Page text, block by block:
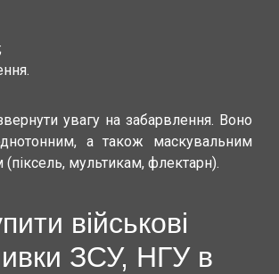
увагу на забарвлення. Воно
а також маскувальним
мультикам, флектарн).
військові
ЗСУ, НГУ в